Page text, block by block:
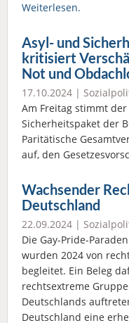
Weiterlesen.
Asyl- und
kritisiert
Not und
17.10.2024 |
Am Freitag stimmt
Sicherheitspaket der
Paritätische
auf, den
Wachsender
Deutschland
22.09.2024 |
Die Gay-Pride-
wurden 2024 von
begleitet. Ein Beleg
rechtsextreme
Deutschlands
Deutschland eine